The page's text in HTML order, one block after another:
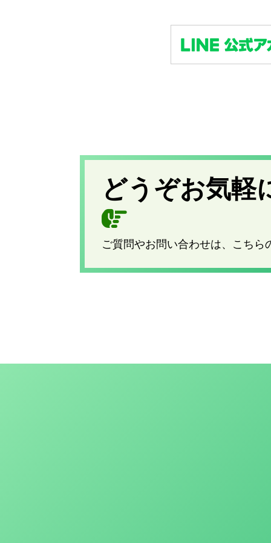
どうぞお気軽
ご質問やお問い合わせは、こち